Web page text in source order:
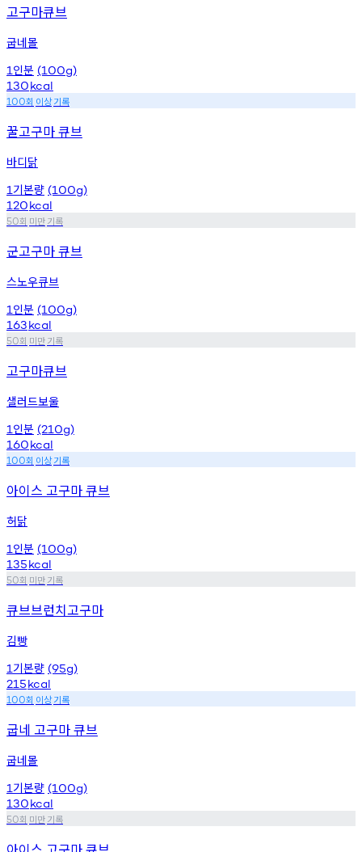
고구마큐브
굽네몰
1 인분 (100g)
130kcal
100회 이상기록
꿀고구마 큐브
바디닭
1 기본량 (100g)
120kcal
50회 미만기록
군고구마 큐브
스노우큐브
1 인분 (100g)
163kcal
50회 미만기록
고구마큐브
샐러드보울
1 인분 (210g)
160kcal
100회 이상기록
아이스 고구마 큐브
허닭
1 인분 (100g)
135kcal
50회 미만기록
큐브브런치고구마
김빵
1 기본량 (95g)
215kcal
100회 이상기록
굽네 고구마 큐브
굽네몰
1 기본량 (100g)
130kcal
50회 미만기록